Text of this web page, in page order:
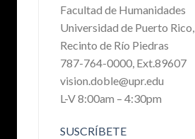
Facultad de Humanidades
Universidad de Puerto Rico,
Recinto de Río Piedras
787-764-0000, Ext.89607
vision.doble@upr.edu
L-V 8:00am – 4:30pm
SUSCRÍBETE